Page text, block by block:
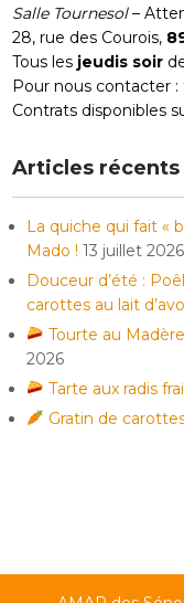
Salle Tournesol–
28, rue des Courois,
Tous les jeudis soir
Pour nous contacter :
Contrats disponibles
Articles récents
La quiche qui fait «
Mado ! 13 juillet 2026
Douceur d’été :
carottes au lait
Tourte au
2026
Tarte aux radis
Gratin de